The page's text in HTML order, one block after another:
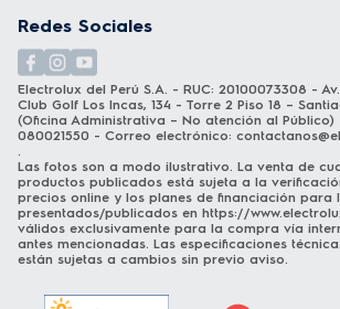
Redes Sociales
Electrolux del Perú S.A. - RUC: 20100073308 -
Club Golf Los Incas, 134 - Torre 2 Piso 18 –
(Oficina Administrativa – No atención al Público)
080021550 - Correo electrónico:
.
Las fotos son a modo ilustrativo. La venta de
productos publicados está sujeta a la
precios online y los planes de financiación para
presentados/publicados en https://
válidos exclusivamente para la compra vía
antes mencionadas. Las especificaciones
están sujetas a cambios sin previo aviso.